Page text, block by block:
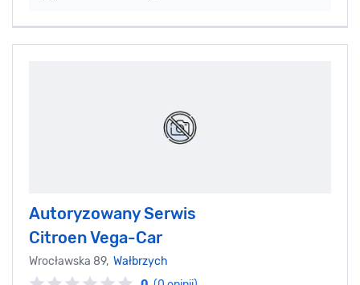
Autoryzowany Serwis
Citroen Vega-Car
Wrocławska 89, Wałbrzych